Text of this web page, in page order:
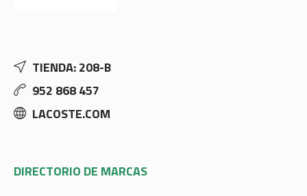
TIENDA: 208-B
952 868 457
LACOSTE.COM
DIRECTORIO DE MARCAS